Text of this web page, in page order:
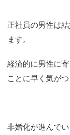
正社員の男性は
ます。
経済的に男性に
ことに早く気が
非婚化が進んでい